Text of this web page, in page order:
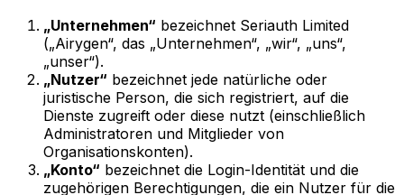
„Unternehmen“ bezeichnet Seriauth Limited
(„Airygen“, das „Unternehmen“, „wir“, „uns“,
„unser“).
„Nutzer“ bezeichnet jede natürliche oder
juristische Person, die sich registriert, auf die
Dienste zugreift oder diese nutzt (einschließlich
Administratoren und Mitglieder von
Organisationskonten).
„Konto“ bezeichnet die Login-Identität und die
zugehörigen Berechtigungen, die ein Nutzer für die